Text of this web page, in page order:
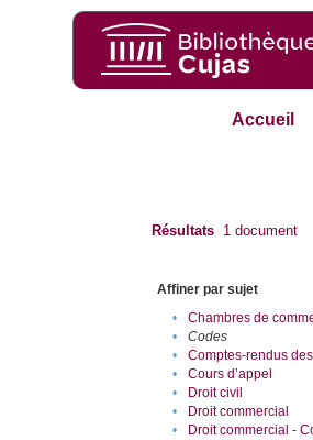
Accueil
Résultats 1 document
Affiner par sujet
•
Chambres de
•
Codes
•
Comptes-rendus
•
Cours d’appel
•
Droit civil
•
Droit commercial
•
Droit commercial -